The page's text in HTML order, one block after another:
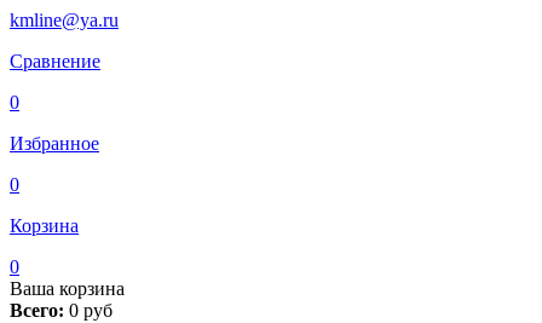
kmline@ya.ru
Сравнение
0
Избранное
0
Корзина
0
Ваша корзина
Всего: 0 руб